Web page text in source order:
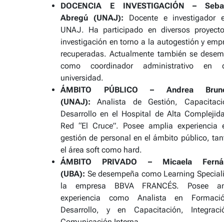
DOCENCIA E INVESTIGACIÓN –
Abregú (UNAJ): Docente e investigador
UNAJ. Ha participado en diversos
investigación en torno a la autogestión y
recuperadas. Actualmente también se
como coordinador administrativo en
universidad.
ÁMBITO PÚBLICO – Andrea
(UNAJ):Analista de Gestión,
Desarrollo en el Hospital de Alta
Red “El Cruce”. Posee amplia experiencia
gestión de personal en el ámbito público,
el área soft como hard.
ÁMBITO PRIVADO – Micaela
(UBA): Se desempeña como Learning
la empresa BBVA FRANCÉS. Posee
experiencia como Analista en
Desarrollo, y en Capacitación,